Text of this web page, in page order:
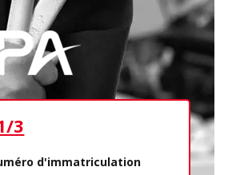
3
d'immatriculation